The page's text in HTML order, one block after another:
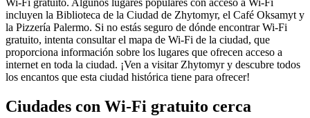
incluyen la Biblioteca de la Ciudad de Zhytomyr, el Café Oksamyt y
la Pizzería Palermo. Si no estás seguro de dónde encontrar Wi-Fi
gratuito, intenta consultar el mapa de Wi-Fi de la ciudad, que
proporciona información sobre los lugares que ofrecen acceso a
internet en toda la ciudad. ¡Ven a visitar Zhytomyr y descubre todos
los encantos que esta ciudad histórica tiene para ofrecer!
Ciudades con Wi-Fi gratuito cerca